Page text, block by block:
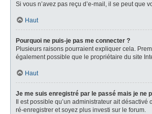
Si vous n’avez pas reçu d’e-mail, il se peut que
Haut
Pourquoi ne puis-je pas me connecter ?
Plusieurs raisons pourraient expliquer cela.
également possible que le propriétaire du site
Haut
Je me suis enregistré par le passé mais je ne
Il est possible qu’un administrateur ait
ré-enregistrer et soyez plus investi sur le forum.